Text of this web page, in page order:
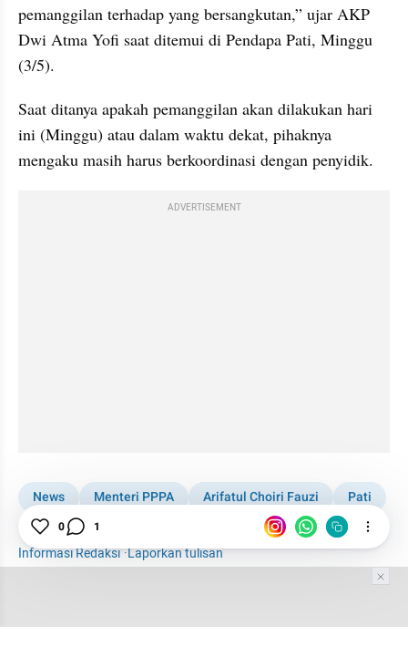
pemanggilan terhadap yang bersangkutan,” ujar AKP
Dwi Atma Yofi saat ditemui di Pendapa Pati, Minggu
(3/5).
Saat ditanya apakah pemanggilan akan dilakukan hari
ini (Minggu) atau dalam waktu dekat, pihaknya
mengaku masih harus berkoordinasi dengan penyidik.
ADVERTISEMENT
News Menteri PPPA Arifatul Choiri Fauzi
Pati
Pencabulan Santriwati di Pati
Ponpes
Pencabulan
Informasi Redaksi·Laporkan tulisan
0 1